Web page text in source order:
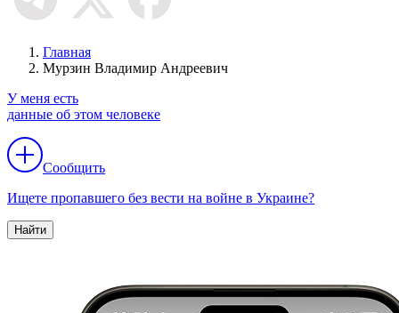
Главная
Мурзин Владимир Андреевич
У меня есть
данные об этом человеке
Сообщить
Ищете пропавшего без вести на войне в Украине?
Найти